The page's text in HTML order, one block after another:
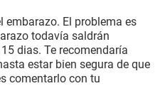
embarazo. El problema es
todavía saldrán
dias. Te recomendaría
estar bien segura de que
comentarlo con tu